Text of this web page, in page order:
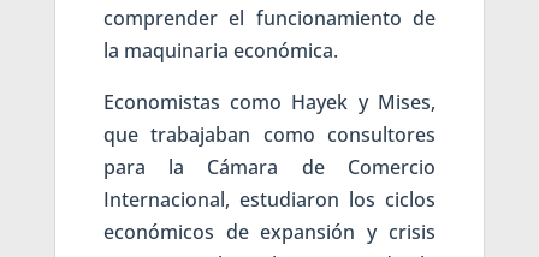
comprender el funcionamiento de
la maquinaria económica.
Economistas como Hayek y Mises,
que trabajaban como consultores
para la Cámara de Comercio
Internacional, estudiaron los ciclos
económicos de expansión y crisis